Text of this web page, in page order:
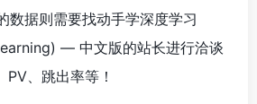
数据则需要找动手学深度学习
— 中文版的站长进行洽谈
、跳出率等！